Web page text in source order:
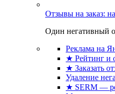
Отзывы на заказ:
Один негативный
Реклама на
★ Рейтинг и
★ Заказать
Удаление
★ SERM —